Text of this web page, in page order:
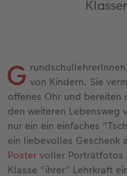
Nature
Photo
Alu-
Foto
Foto-
Art
NEU:
Max
CEWE
Liebe
App
G von Kindern. Sie
offenes Ohr und bereiten
den weiteren Lebensweg
nur ein ein einfaches
ein liebevolles Geschenk
Poster voller Porträtfotos
Klasse "ihrer" Lehrkraft